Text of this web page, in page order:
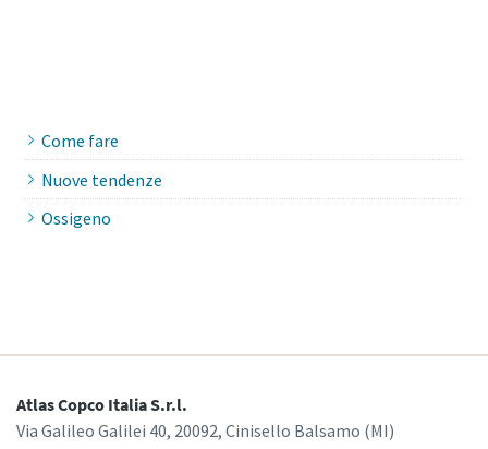
Come fare
Nuove tendenze
Ossigeno
Atlas Copco Italia S.r.l.
Via Galileo Galilei 40, 20092, Cinisello Balsamo (MI)